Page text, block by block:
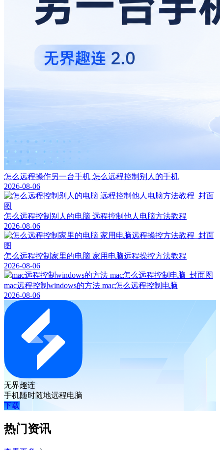
怎么远程操作另一台手机 怎么远程控制别人的手机
2026-08-06
怎么远程控制别人的电脑 远程控制他人电脑方法教程
2026-08-06
怎么远程控制家里的电脑 家用电脑远程操控方法教程
2026-08-06
mac远程控制windows的方法 mac怎么远程控制电脑
2026-08-06
无界趣连
手机随时随地远程电脑
下载
热门资讯